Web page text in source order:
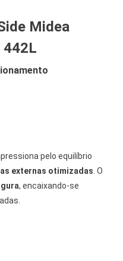
Midea
442L
pelo equilíbrio
externas otimizadas . O
, encaixando-se